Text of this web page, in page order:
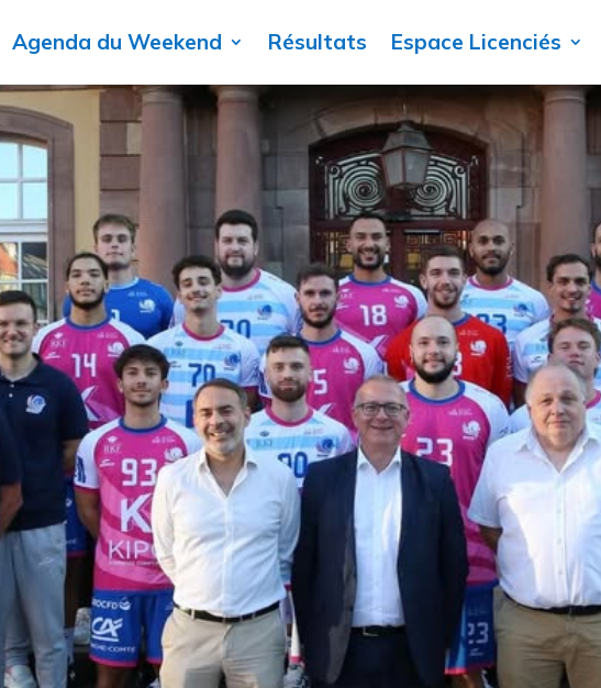
Agenda du Weekend Résultats Espace Licenciés